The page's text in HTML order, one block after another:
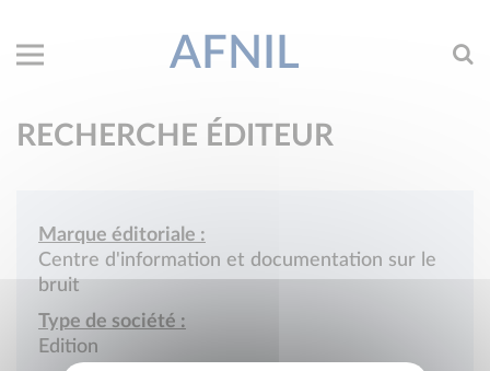
AFNIL
RECHERCHE ÉDITEUR
Marque éditoriale :
Centre d'information et documentation sur le
bruit
Type de société :
Edition